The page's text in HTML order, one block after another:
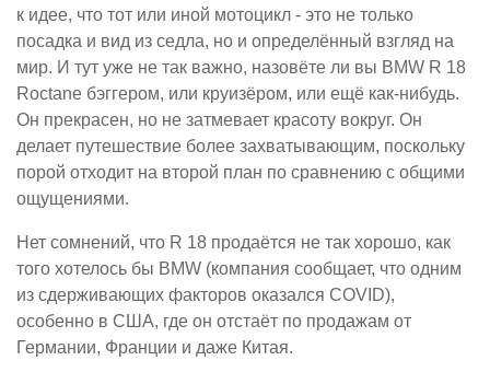
к идее, что тот или иной мотоцикл - это не только
посадка и вид из седла, но и определённый взгляд на
мир. И тут уже не так важно, назовёте ли вы BMW R 18
Roctane бэггером, или круизёром, или ещё как-нибудь.
Он прекрасен, но не затмевает красоту вокруг. Он
делает путешествие более захватывающим, поскольку
порой отходит на второй план по сравнению с общими
ощущениями.
Нет сомнений, что R 18 продаётся не так хорошо, как
того хотелось бы BMW (компания сообщает, что одним
из сдерживающих факторов оказался COVID),
особенно в США, где он отстаёт по продажам от
Германии, Франции и даже Китая.